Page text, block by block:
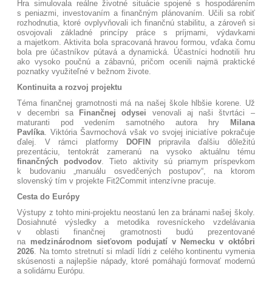
Hra simulovala reálne životné situácie spojené s hospodárením
s peniazmi, investovaním a finančným plánovaním. Učili sa robiť
rozhodnutia, ktoré ovplyvňovali ich finančnú stabilitu, a zároveň si
osvojovali základné princípy práce s príjmami, výdavkami
a majetkom. Aktivita bola spracovaná hravou formou, vďaka čomu
bola pre účastníkov pútavá a dynamická. Účastníci hodnotili hru
ako vysoko poučnú a zábavnú, pričom ocenili najmä praktické
poznatky využiteľné v bežnom živote.
Kontinuita a rozvoj projektu
Téma finančnej gramotnosti má na našej škole hlbšie korene. Už
v decembri sa
Finančnej odysei venovali aj naši štvrtáci –
maturanti pod vedením samotného autora hry
Milana
Pavlíka. Viktória Šavrnochová však vo svojej iniciatíve pokračuje
ďalej. V rámci platformy
DOFIN
pripravila ďalšiu dôležitú
prezentáciu, tentokrát zameranú na vysoko aktuálnu tému
finančných podvodov. Tieto aktivity sú priamym príspevkom
k budovaniu „manuálu osvedčených postupov“, na ktorom
slovenský tím v projekte Fit2Commit intenzívne pracuje.
Cesta do Európy
Výstupy z tohto mini-projektu neostanú len za bránami našej školy.
Dosiahnuté výsledky a metodika rovesníckeho vzdelávania
v oblasti finančnej gramotnosti budú prezentované
na medzinárodnom sieťovom podujatí v Nemecku v októbri
2026. Na tomto stretnutí si mladí lídri z celého kontinentu vymenia
skúsenosti a najlepšie nápady, ktoré pomáhajú formovať modernú
a solidárnu Európu.